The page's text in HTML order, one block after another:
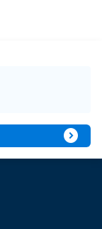
expand_circle_right